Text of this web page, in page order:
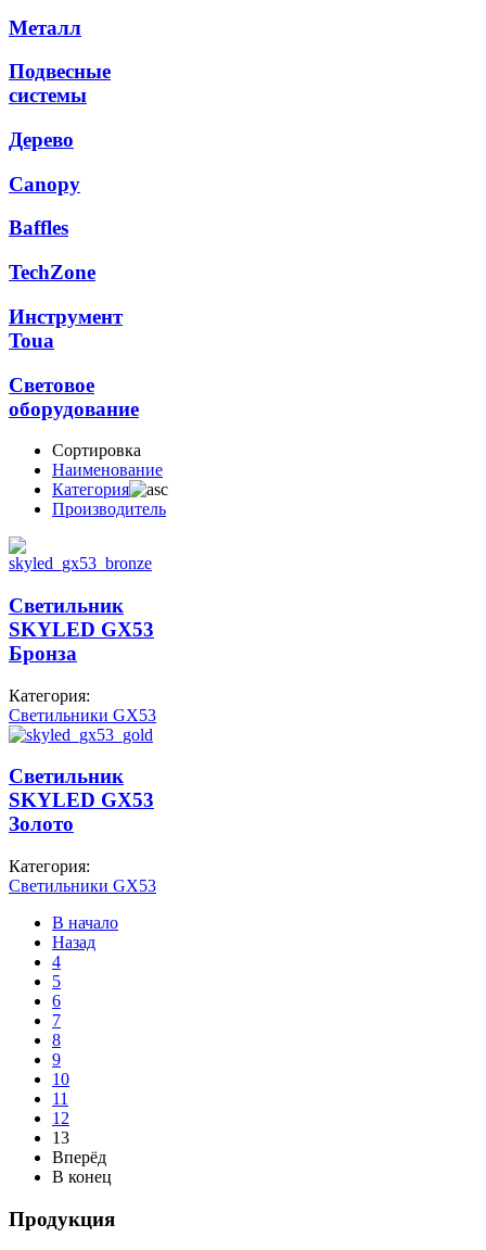
Металл
Подвесные
системы
Дерево
Canopy
Baffles
TechZone
Инструмент
Toua
Световое
оборудование
Сортировка
Наименование
Категория
Производитель
Светильник
SKYLED GX53
Бронза
Категория:
Светильники GX53
Светильник
SKYLED GX53
Золото
Категория:
Светильники GX53
В начало
Назад
4
5
6
7
8
9
10
11
12
13
Вперёд
В конец
Продукция